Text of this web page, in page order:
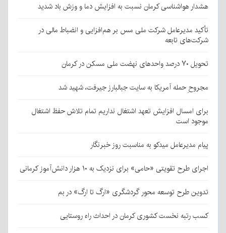
هشدار هواشناسی کرمان نسبت به افزایش دما و وزش باد شدید
تأکید مدیرعامل شرکت ملی مس بر هم‌افزایی و انضباط مالی در
شرکت‌های تابعه
تحویل ۷۰ درصد واحدهای نهضت ملی مسکن در کرمان
مجروحِ حمله آمریکا به سایت جبالبارز جیرفت، شهید شد
برای امسال افزایش تعهد اشتغال نداریم تمام تلاش حفظ اشتغال
موجود است
پیام مدیرعامل میدکو به مناسبت روز خبرنگار
اجرای طرح تقویتی «حامی» برای نزدیک به ۱۰ هزار دانش‌آموز کرمانی
تدوین طرح توسعه محور گردشگری «ارگ تا ارگ» در بم
کسب رتبه نخست کشوری کرمان در احداث راه روستایی